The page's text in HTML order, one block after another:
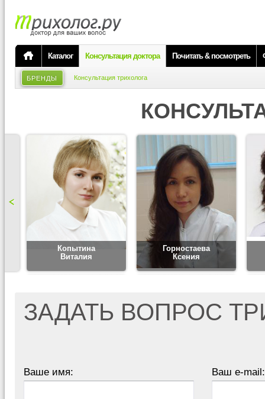
Каталог Консультация доктора Почитать & посмотреть
БРЕНДЫ Консультация трихолога
Копытина
Виталия
Горностаева
Ксения
ЗАДАТЬ ВОПРОС
Ваше имя: Ваш e-mail: